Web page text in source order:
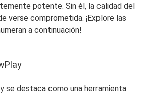
potente. Sin él, la calidad del
verse comprometida. ¡Explore las
a continuación!
se destaca como una herramienta